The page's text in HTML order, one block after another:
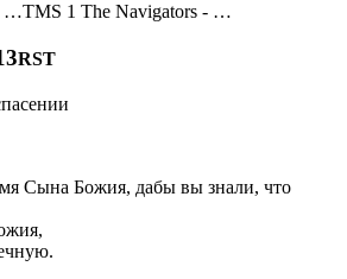
…TMS 1 The Navigators - …
RST
Сына Божия, дабы вы знали, что